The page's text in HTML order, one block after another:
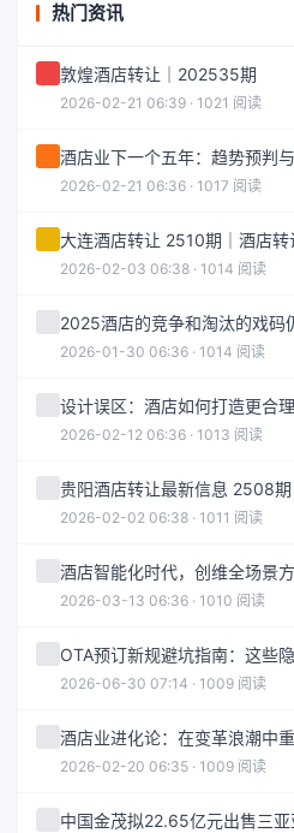
热门资讯
敦煌酒店转让｜202535期
2026-02-21 06:39 · 1021 阅读
酒店业下一个五年：趋势预判
2026-02-21 06:36 · 1017 阅读
大连酒店转让 2510期｜酒店转
2026-02-03 06:38 · 1014 阅读
2025酒店的竞争和淘汰的戏码
2026-01-30 06:36 · 1014 阅读
设计误区：酒店如何打造更合
2026-02-12 06:36 · 1013 阅读
贵阳酒店转让最新信息 2508
2026-02-02 06:38 · 1011 阅读
酒店智能化时代，创维全场景
2026-03-13 06:36 · 1010 阅读
OTA预订新规避坑指南：这些
2026-06-30 07:14 · 1009 阅读
酒店业进化论：在变革浪潮中
2026-02-20 06:35 · 1009 阅读
中国金茂拟22.65亿元出售三